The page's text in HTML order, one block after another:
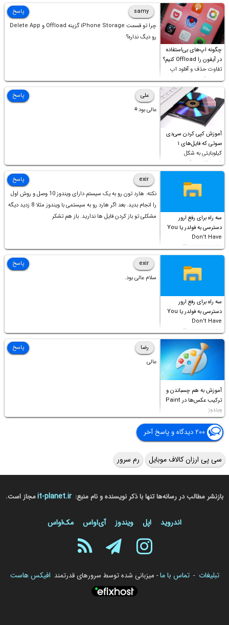
چگونه اپ‌های بی‌استفاده
در آیفون را Offload کنیم؟
تفاوت حذف و آفلود اپ
چیست؟
samy
چرا تو قسمت iPhone Storage گزینه Offload و Delete App
رو دیگ نداره؟
پاسخ
آموزش کپی کردن سی‌دی
صوتی که فایل‌های ۱
کیلوبایتی به شکل
شورت‌کات در آن موجود
است!
علی
عالی بود⚘
پاسخ
سه راه برای رفع ارور
دسترسی به فولدر یا You
Don’t Have
Permission to
Access this folder
exir
نکته: هارد تون رو به یک سیستم دارای ویندوز 10 وصل و روش اول
را انجام بدید. بعد اگر هارد رو به سیستمی با ویندوز مثلا 8 زدید دیگه
مشکلی تو باز کردن فایل ها ندارید. باز هم تشکر
پاسخ
سه راه برای رفع ارور
دسترسی به فولدر یا You
Don’t Have
Permission to
Access this folder
exir
سلام عالی بود.
پاسخ
آموزش به هم چسباندن و
ترکیب عکس‌ها در Paint
ویندوز
رضا
عالی
پاسخ
۲۰۰ دیدگاه و پاسخ آخر
سی پی ارزان کالاف موبایل رم سرور
بازنشر مطالب در رسانه‌ها تنها با ذکر نویسنده و نام منبع: it-planet.irمجاز است.
اندروید اپل ویندوز آی‌او‌اس مک‌او‌اس
تبلیغات - تماس با ما- میزبانی شده توسط سرورهای قدرتمند افیکس هاست